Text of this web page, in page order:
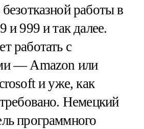
безотказной работы в
и 999 и так далее.
работать с
— Amazon или
и уже, как
Немецкий
программного